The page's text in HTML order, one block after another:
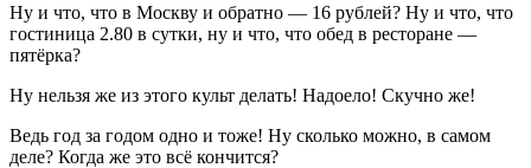
Ну и что, что в Москву и обратно — 16 рублей? Ну и что, что
гостиница 2.80 в сутки, ну и что, что обед в ресторане —
пятёрка?
Ну нельзя же из этого культ делать! Надоело! Скучно же!
Ведь год за годом одно и тоже! Ну сколько можно, в самом
деле? Когда же это всё кончится?